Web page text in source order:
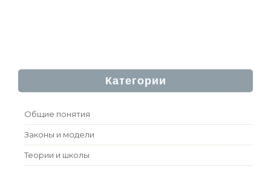
Категории
Общие понятия
Законы и модели
Теории и школы